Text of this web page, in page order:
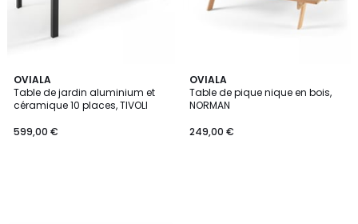
OVIALA
Table de jardin aluminium et
céramique 10 places, TIVOLI
599,00 €
OVIALA
Table de pique nique en bois,
NORMAN
249,00 €